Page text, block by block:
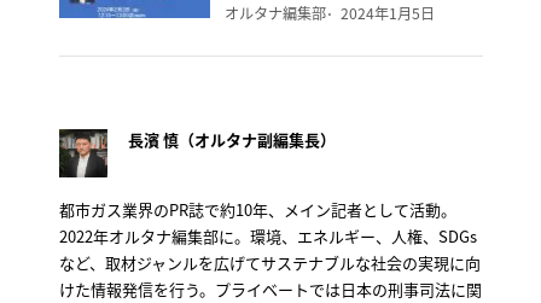
オルタナ編集部 2024年1月5日
長濱 慎（オルタナ副編集長）
都市ガス業界のPR誌で約10年、メイン記者として活動。
2022年オルタナ編集部に。環境、エネルギー、人権、SDGs
など、取材ジャンルを広げてサステナブルな社会の実現に向
けた情報発信を行う。プライベートでは日本の刑事司法に関